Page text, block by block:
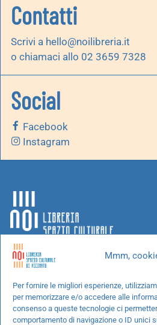
Mmm,
Per fornire le migliori esperienze,
per memorizzare e/o accedere alle
consenso a queste tecnologie ci
comportamento di navigazione o ID unici
Contatti
Scrivi a hello@noilibreria.it
o chiamaci allo 02 3659 7328
Social
Facebook
Instagram
Chi siamo
Progetti speciali
Richiedi un libro